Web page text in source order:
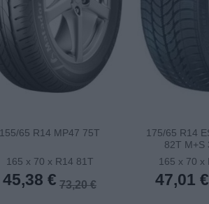
155/65 R14 MP47 75T
165 x 70 x R14 81T
45,38 € 73,20 €
175/65 R14
82T M+S
165 x 70 x
47,01 €